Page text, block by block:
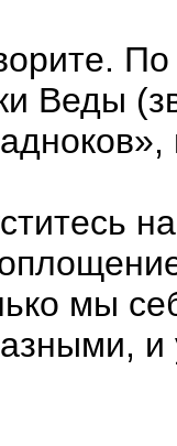
Веды
мы